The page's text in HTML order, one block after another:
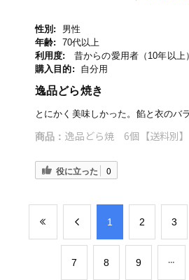
性別:
男性
年齢:
70代以上
利用度:
昔からの愛用者（10年以上）
購入目的:
自分用
逸品どら焼き
とにかく美味しかった。餡と衣のバ
商品： 逸品どら焼 6個【送料別】
役に立った 0
​1 ​2 ​3
​7 ​8 ​9